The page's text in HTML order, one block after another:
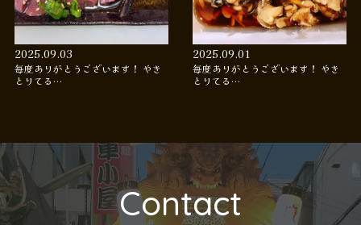
2025.09.03
毎度ありがとうございます！ やき
とりてる…
2025.09.01
毎度ありがとうございます！ やき
とりてる…
Contact